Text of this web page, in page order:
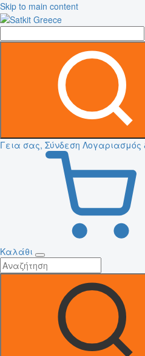
Skip to main content
Γεια σας, Σύνδεση Λογαριασμός
Καλάθι